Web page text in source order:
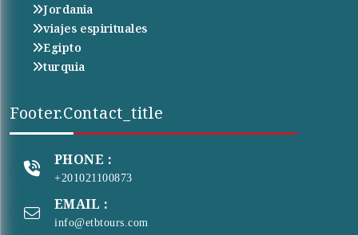
Jordania
viajes espirituales
Egipto
turquia
Footer.contact_title
PHONE :
+201021100873
EMAIL :
info@etbtours.com